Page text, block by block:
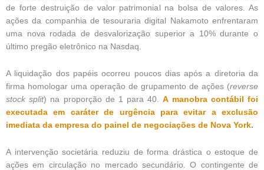
de forte destruição de valor patrimonial na bolsa de valores. As
ações da companhia de tesouraria digital Nakamoto enfrentaram
uma nova rodada de desvalorização superior a 10% durante o
último pregão eletrônico na Nasdaq.
A liquidação dos papéis ocorreu poucos dias após a diretoria da
firma homologar uma operação de grupamento de ações (reverse
stock split) na proporção de 1 para 40.A manobra contábil foi
executada em caráter de urgência para evitar a exclusão
imediata da empresa do painel de negociações de Nova York.
A intervenção societária reduziu de forma drástica o estoque de
ações em circulação no mercado secundário. O contingente de